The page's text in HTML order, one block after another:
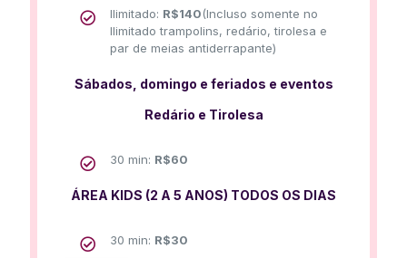
Ilimitado: R$140(Incluso somente no
Ilimitado trampolins, redário, tirolesa e
par de meias antiderrapante)
Sábados, domingo e feriados e eventos
Redário e Tirolesa
30 min: R$60
ÁREA KIDS (2 A 5 ANOS) TODOS OS DIAS
30 min: R$30